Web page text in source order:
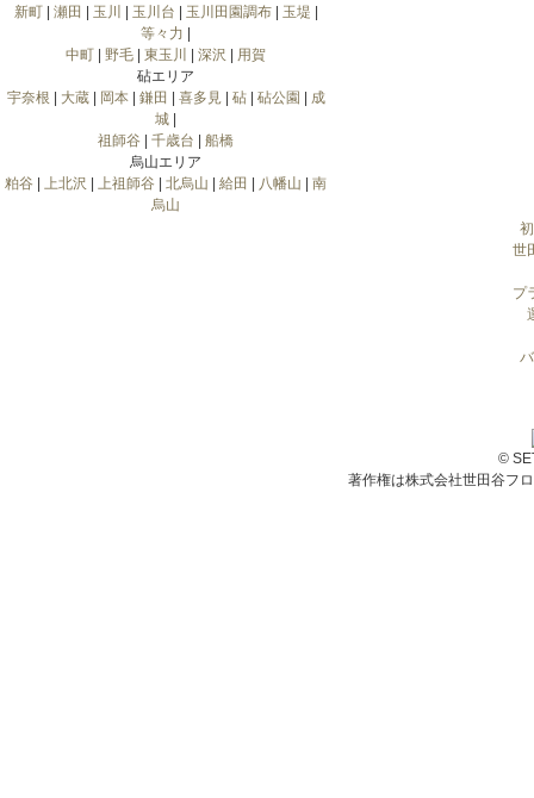
新町| 瀬田 玉川 玉川台 玉川田園調布| 玉堤
等々力
中町
野毛 東玉川 深沢
用賀
砧エリア
宇奈根
大蔵| 岡本| 鎌田 喜多見| 砧| 砧公園
成
城
祖師谷
千歳台
船橋
烏山エリア
粕谷
上北沢 上祖師谷 北烏山 給田 八幡山
南
烏山
世
プ
©
著作権は株式会社世田谷フ